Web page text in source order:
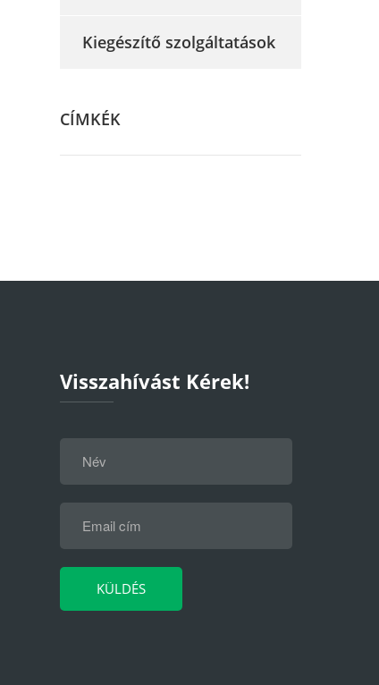
Kiegészítő szolgáltatások
CÍMKÉK
Visszahívást Kérek!